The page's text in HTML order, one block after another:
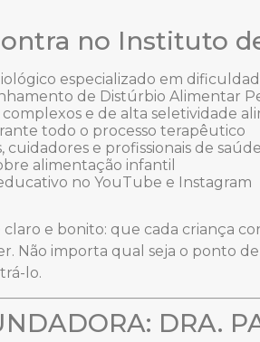
no Instituto
especializado em
de Distúrbio Alimentar
e de alta seletividade
todo o processo terapêutico
cuidadores e profissionais de saúde
alimentação infantil
no YouTube e Instagram
e bonito: que cada criança
Não importa qual seja o ponto
lo.
DRA.